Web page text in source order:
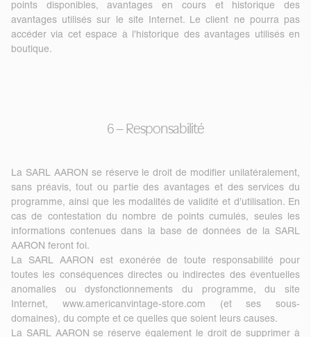
points disponibles, avantages en cours et historique des
avantages utilisés sur le site Internet. Le client ne pourra pas
accéder via cet espace à l’historique des avantages utilisés en
boutique.
6 – Responsabilité
La SARL AARON se réserve le droit de modifier unilatéralement,
sans préavis, tout ou partie des avantages et des services du
programme, ainsi que les modalités de validité et d’utilisation. En
cas de contestation du nombre de points cumulés, seules les
informations contenues dans la base de données de la SARL
AARON feront foi.
La SARL AARON est exonérée de toute responsabilité pour
toutes les conséquences directes ou indirectes des éventuelles
anomalies ou dysfonctionnements du programme, du site
Internet, www.americanvintage-store.com (et ses sous-
domaines), du compte et ce quelles que soient leurs causes.
La SARL AARON se réserve également le droit de supprimer à